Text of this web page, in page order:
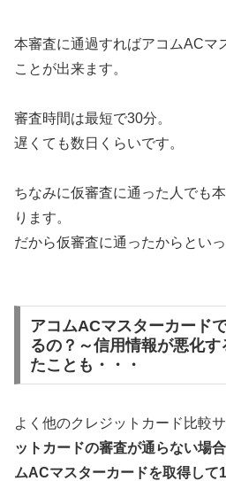
本審査に通過すればアコムACマ
ことが出来ます。
審査時間は最短で30分。
遅くても数日くらいです。
ちなみに仮審査に通った人でも
ります。
だから仮審査に通ったからとい
アコムACマスターカード
るの？～信用情報が悪化
たことも・・・
よく他のクレジットカード比較サ
ットカードの審査が通らない場
ムACマスターカードを取得して